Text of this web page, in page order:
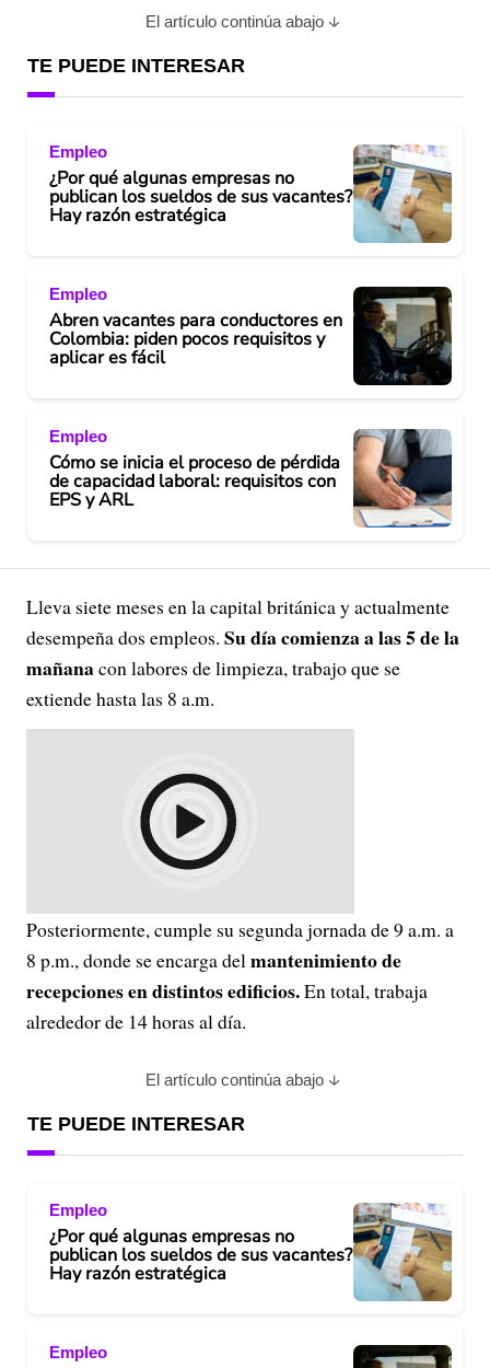
El artículo continúa abajo
TE PUEDE INTERESAR
Empleo
¿Por qué algunas empresas no
publican los sueldos de sus vacantes?
Hay razón estratégica
Empleo
Abren vacantes para conductores en
Colombia: piden pocos requisitos y
aplicar es fácil
Empleo
Cómo se inicia el proceso de pérdida
de capacidad laboral: requisitos con
EPS y ARL
Lleva siete meses en la capital británica y actualmente
desempeña dos empleos. Su día comienza a las 5 de la
mañanacon labores de limpieza, trabajo que se
extiende hasta las 8 a.m.
Posteriormente, cumple su segunda jornada de 9 a.m. a
8 p.m., donde se encarga delmantenimiento de
recepciones en distintos edificios.En total, trabaja
alrededor de 14 horas al día.
El artículo continúa abajo
TE PUEDE INTERESAR
Empleo
¿Por qué algunas empresas no
publican los sueldos de sus vacantes?
Hay razón estratégica
Empleo